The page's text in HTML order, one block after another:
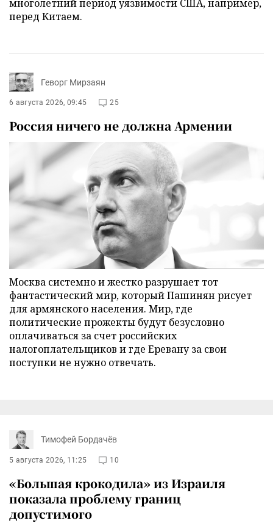
многолетний период уязвимости США, например,
перед Китаем.
Геворг Мирзаян
6 августа 2026, 09:45 25
Россия ничего не должна Армении
Москва системно и жестко разрушает тот
фантастический мир, который Пашинян рисует
для армянского населения. Мир, где
политические прожекты будут безусловно
оплачиваться за счет российских
налогоплательщиков и где Еревану за свои
поступки не нужно отвечать.
Тимофей Бордачёв
5 августа 2026, 11:25 10
«Большая крокодила» из Израиля
показала проблему границ
допустимого